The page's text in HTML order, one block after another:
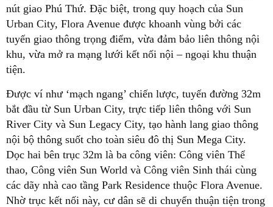
nút giao Phú Thứ. Đặc biệt, trong quy hoạch của Sun
Urban City, Flora Avenue được khoanh vùng bởi các
tuyến giao thông trọng điểm, vừa đảm bảo liên thông nội
khu, vừa mở ra mạng lưới kết nối nội – ngoại khu thuận
tiện.
Được ví như ‘mạch ngang’ chiến lược, tuyến đường 32m
bắt đầu từ Sun Urban City, trực tiếp liên thông với Sun
River City và Sun Legacy City, tạo hành lang giao thông
nội bộ thông suốt cho toàn siêu đô thị Sun Mega City.
Dọc hai bên trục 32m là ba công viên: Công viên Thể
thao, Công viên Sun World và Công viên Sinh thái cùng
các dãy nhà cao tầng Park Residence thuộc Flora Avenue.
Nhờ trục kết nối này, cư dân sẽ di chuyển thuận tiện trong